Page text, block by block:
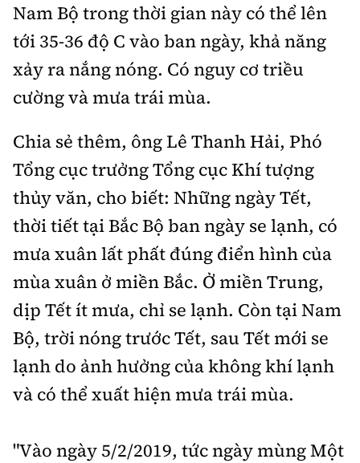
Phó Tổng biên tập: Nguyễn Sơn Tùng,
Nguyễn Đức Thắng, La Đức Hùng
Hotline:
0901 514 799
Quảng cáo và Phát hành:
0915 057 282
Cấm sao chép dưới mọi hình thức nếu không có sự
chấp thuận bằng văn bản.
Thông tin tòa
Nam Bộ trong thời gian này có thể lên
tới 35-36 độ C vào ban ngày, khả năng
xảy ra nắng nóng. Có nguy cơ triều
cường và mưa trái mùa.
Chia sẻ thêm, ông Lê Thanh Hải, Phó
Tổng cục trưởng Tổng cục Khí tượng
thủy văn, cho biết: Những ngày Tết,
thời tiết tại Bắc Bộ ban ngày se lạnh, có
mưa xuân lất phất đúng điển hình của
mùa xuân ở miền Bắc. Ở miền Trung,
dịp Tết ít mưa, chỉ se lạnh. Còn tại Nam
Bộ, trời nóng trước Tết, sau Tết mới se
lạnh do ảnh hưởng của không khí lạnh
và có thể xuất hiện mưa trái mùa.
"Vào ngày 5/2/2019, tức ngày mùng Một